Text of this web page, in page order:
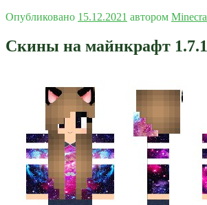
Опубликовано 15.12.2021 автором
Скины на майнкрафт